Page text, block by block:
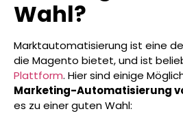
Wahl?
Marktautomatisierung ist eine
die Magento bietet, und ist
Plattform. Hier sind einige
Marketing-Automatisierung
es zu einer guten Wahl: